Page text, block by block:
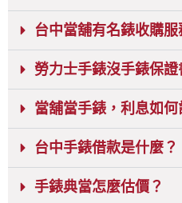
台中當舖有名錶收購服
勞力士手錶沒手錶保
當舖當手錶，利息如何
台中手錶借款是什麼？
手錶典當怎麼估價？